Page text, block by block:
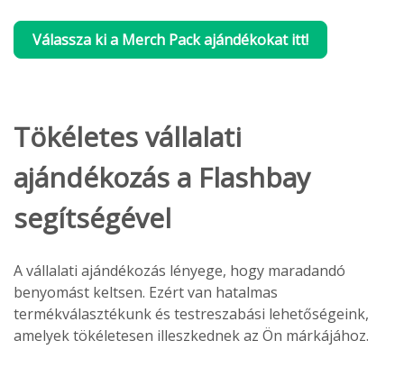
Válassza ki a Merch Pack ajándékokat itt!
Tökéletes vállalati
ajándékozás a Flashbay
segítségével
A vállalati ajándékozás lényege, hogy maradandó
benyomást keltsen. Ezért van hatalmas
termékválasztékunk és testreszabási lehetőségeink,
amelyek tökéletesen illeszkednek az Ön márkájához.